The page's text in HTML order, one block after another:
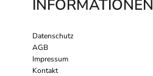
INFORMATIONEN
Datenschutz
AGB
Impressum
Kontakt